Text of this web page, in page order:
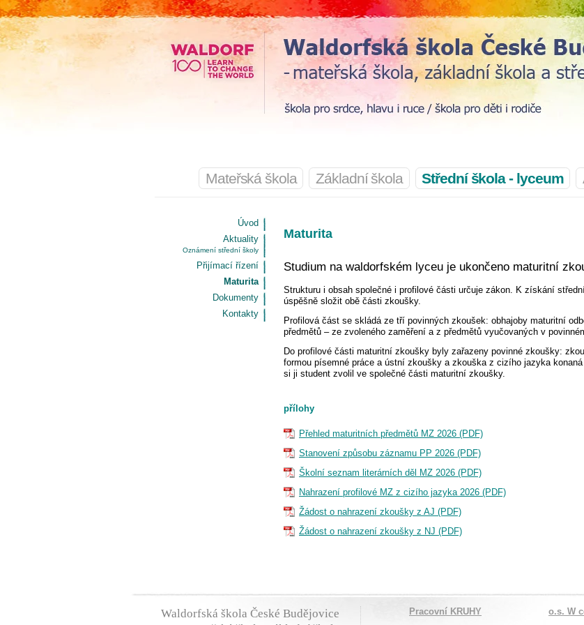
Mateřská škola Základní škola Střední škola - lyceum
Úvod
Aktuality
Oznámení střední školy
Přijímací řízení
Maturita
Dokumenty
Kontakty
Maturita
Studium na waldorfském lyceu je ukončeno maturitní
Strukturu i obsah společné i profilové části určuje zákon. K získání
úspěšně složit obě části zkoušky.
Profilová část se skládá ze tří povinných zkoušek: obhajoby maturitní
předmětů – ze zvoleného zaměření a z předmětů vyučovaných v
Do profilové části maturitní zkoušky byly zařazeny povinné zkoušky:
formou písemné práce a ústní zkoušky a zkouška z cizího jazyka
si ji student zvolil ve společné části maturitní zkoušky.
přílohy
Přehled maturitních předmětů MZ 2026 (PDF)
Stanovení způsobu záznamu PP 2026 (PDF)
Školní seznam literárních děl MZ 2026 (PDF)
Nahrazení profilové MZ z cizího jazyka 2026 (PDF)
Žádost o nahrazení zkoušky z AJ (PDF)
Žádost o nahrazení zkoušky z NJ (PDF)
Waldorfská škola České Budějovice
Pracovní KRUHY o.s. W